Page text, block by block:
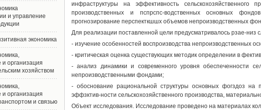
инфраструктуры на эффективность сельскохозяйственного
производственных и пспрспс-водственных основных
прогнозирование перспекткшшх объемов непроизводственных
Для реализации поставленной цели предусматривалось рзае-низ
- изучение особенностей воспроизводства непроизводственных
- критическая оценка существующих методик определении в
- анализ динамики и современного уровня обеспеченности
непроизводственными фондами;
- обоснование рациональной структуры основных фогздоз
эффзктив-ности сельскохозяйственного производства,
Объект исследования. Исследование проведено на материалах
и управление
экономика
организация
хозяйством
организация
и связью